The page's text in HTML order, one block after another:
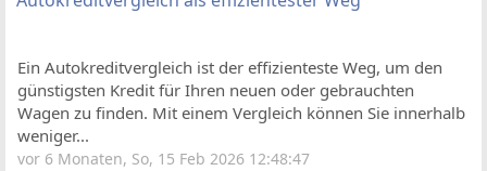
Ein Autokreditvergleich ist der effizienteste Weg, um den
günstigsten Kredit für Ihren neuen oder gebrauchten
Wagen zu finden. Mit einem Vergleich können Sie innerhalb
weniger...
vor 6 Monaten, So, 15 Feb 2026 12:48:47